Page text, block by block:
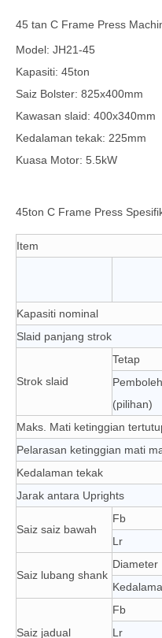
45 tan C Frame Press
Model: JH21-45
Kapasiti: 45ton
Saiz Bolster: 825x400mm
Kawasan slaid: 400x340mm
Kedalaman tekak: 225mm
Kuasa Motor: 5.5kW
45ton C Frame Press
Item
Kapasiti nominal
Slaid panjang strok
Strok slaid
Tetap
(pilihan)
Maks. Mati ketinggian
Pelarasan ketinggian mati
Kedalaman tekak
Jarak antara Uprights
Saiz saiz bawah
Fb
Lr
Saiz lubang shank
Diameter
Saiz jadual
Fb
Lr